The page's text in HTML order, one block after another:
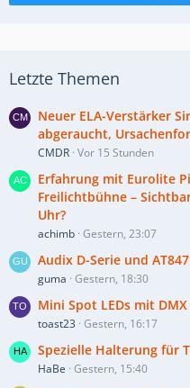
Letzte Themen
Neuer ELA-Verstärker
abgeraucht,
CMDR Vor 15 Stunden
Erfahrung mit Eurolite
Freilichtbühne –
Uhr?
achimb Gestern, 23:07
Audix D-Serie und
guma Gestern, 18:30
Mini Spot LEDs mit
toast23 Gestern, 16:17
Spezielle Halterung für
HaBe Gestern, 15:40